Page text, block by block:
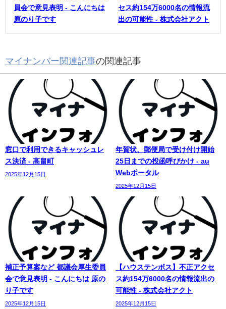
員会で意見表明 - こんにちは
原のり子です
セス約154万6000名の情報流
出の可能性 - 株式会社アクト
マイナンバー関連記事の関連記事
窓口で利用できるキャッシュレ
ス決済 - 高畠町
2025年12月15日
年賀状、郵便局で受け付け開始
25日までの投函呼びかけ - au
Webポータル
2025年12月15日
補正予算案など 都議会厚生委員
会で意見表明 - こんにちは 原の
り子です
2025年12月15日
【ハウステンボス】不正アクセ
ス約154万6000名の情報流出の
可能性 - 株式会社アクト
2025年12月15日